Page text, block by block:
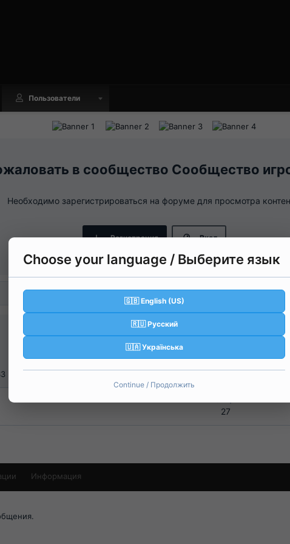
Пользователи
Сообщество
Необходимо зарегистрироваться на форуме для просмотра
Вход
Регистрация
27
Информация
Choose your language / Выберите язык
🇬🇧 English (US)
🇷🇺 Русский
🇺🇦 Українська
Continue / Продолжить